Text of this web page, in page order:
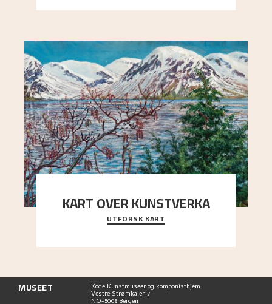
KART OVER KUNSTVERKA
Utforsk stedene og utsiktene i Astrups malerier
UTFORSK KART
MUSEET Kode Kunstmuseer og komponisthjem
Vestre Strømkaien 7
NO-5008 Bergen